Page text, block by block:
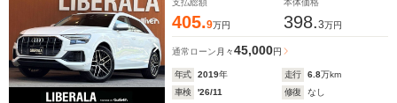
支払総額
405.9万円
本体価格
398.3万円
通常ローン 月々45,000円
年式 2019年 走行 6.8万km
車検
'26/11 修復
なし